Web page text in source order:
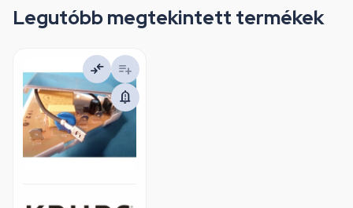
Legutóbb megtekintett termékek